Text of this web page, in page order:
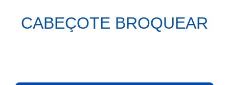
CABEÇOTE BROQUEAR